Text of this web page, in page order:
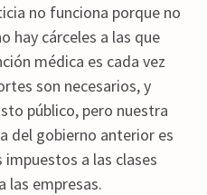
no funciona porque no
hay cárceles a las que
médica es cada vez
son necesarios, y
público, pero nuestra
del gobierno anterior es
a las clases
las empresas.